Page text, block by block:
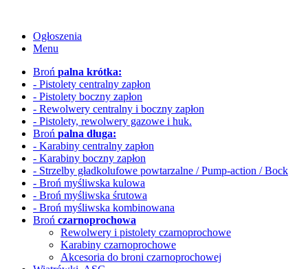
Ogłoszenia
Menu
Broń palna krótka:
- Pistolety centralny zapłon
- Pistolety boczny zapłon
- Rewolwery centralny i boczny zapłon
- Pistolety, rewolwery gazowe i huk.
Broń palna długa:
- Karabiny centralny zapłon
- Karabiny boczny zapłon
- Strzelby gładkolufowe powtarzalne / Pump-action / Bock
- Broń myśliwska kulowa
- Broń myśliwska śrutowa
- Broń myśliwska kombinowana
Broń czarnoprochowa
Rewolwery i pistolety czarnoprochowe
Karabiny czarnoprochowe
Akcesoria do broni czarnoprochowej